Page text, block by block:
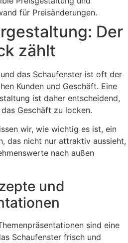
für Preisänderungen.
Der
zählt
das Schaufenster ist oft der
Kunden und Geschäft. Eine
ist daher entscheidend,
Geschäft zu locken.
wir, wie wichtig es ist, ein
das nicht nur attraktiv aussieht,
nach außen
und
sind eine
Schaufenster frisch und